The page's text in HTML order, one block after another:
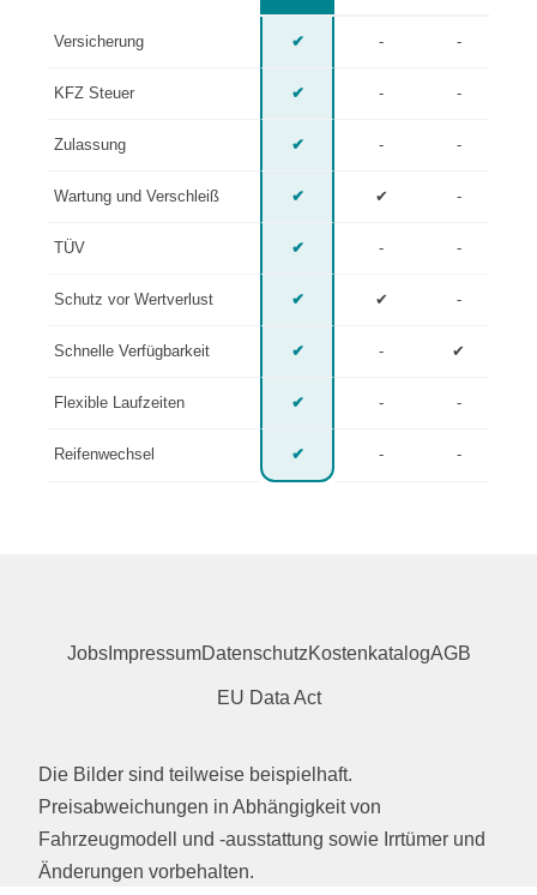
Versicherung ✔ - -
KFZ Steuer ✔ - -
Zulassung ✔ - -
Wartung und Verschleiß ✔ ✔ -
TÜV ✔ - -
Schutz vor Wertverlust ✔ ✔ -
Schnelle Verfügbarkeit ✔ - ✔
Flexible Laufzeiten ✔ - -
Reifenwechsel ✔ - -
JobsImpressumDatenschutzKostenkatalogAGB
EU Data Act
Die Bilder sind teilweise beispielhaft.
Preisabweichungen in Abhängigkeit von
Fahrzeugmodell und -ausstattung sowie Irrtümer und
Änderungen vorbehalten.